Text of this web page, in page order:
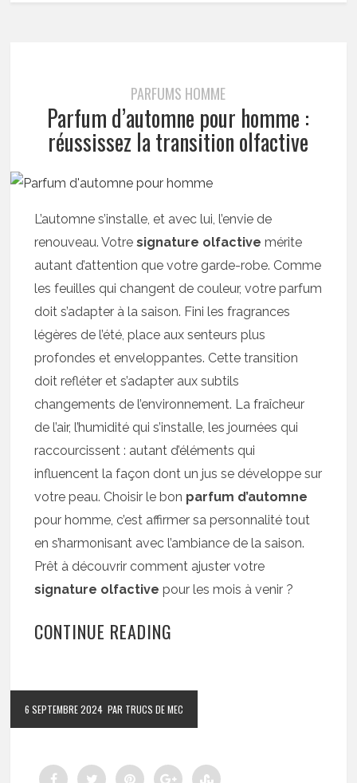
PARFUMS HOMME
Parfum d’automne pour homme :
réussissez la transition olfactive
L’automne s’installe, et avec lui, l’envie de
renouveau. Votresignature olfactive mérite
autant d’attention que votre garde-robe. Comme
les feuilles qui changent de couleur, votre parfum
doit s’adapter à la saison. Fini les fragrances
légères de l’été, place aux senteurs plus
profondes et enveloppantes. Cette transition
doit refléter et s’adapter aux subtils
changements de l’environnement. La fraîcheur
de l’air, l’humidité qui s’installe, les journées qui
raccourcissent : autant d’éléments qui
influencent la façon dont un jus se développe sur
votre peau. Choisir le bon parfum d’automne
pour homme, c’est affirmer sa personnalité tout
en s’harmonisant avec l’ambiance de la saison.
Prêt à découvrir comment ajuster votre
signature olfactive pour les mois à venir ?
CONTINUE READING
6 SEPTEMBRE 2024 PAR TRUCS DE MEC